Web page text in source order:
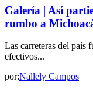
Galería | Así
rumbo a
Las carreteras del país
efectivos...
por:Nallely Campos